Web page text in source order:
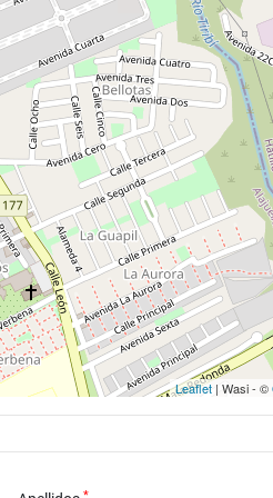
Leaflet | Wasi - ©
*